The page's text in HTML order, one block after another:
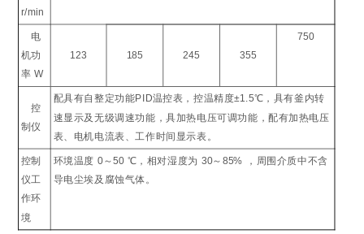
r/min
电
机功
率 W
123 185 245 355
750
控
制仪
配具有自整定功能PID温控表，控温精度±1.5℃ ，具有釜内转
速显示及无级调速功能，具加热电压可调功能，配有加热电压
表、电机电流表、工作时间显示表。
控制
仪工
作环
境
环境温度 0～50℃ ，相对湿度为 30～85% ，周围介质中不含
导电尘埃及腐蚀气体。